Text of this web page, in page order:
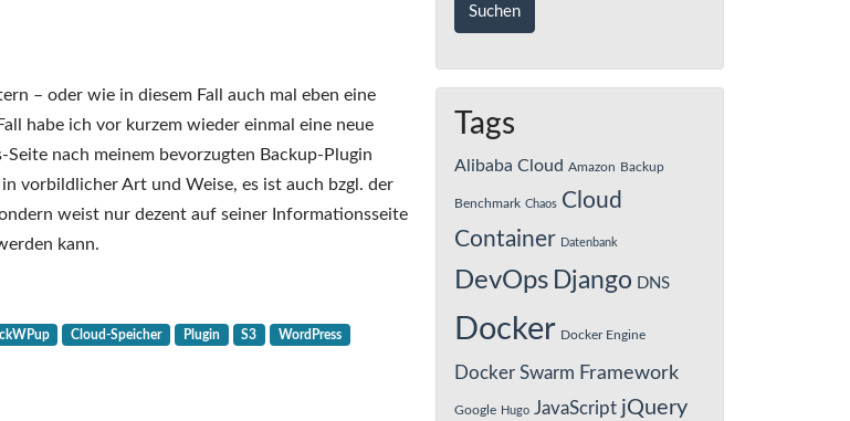
– oder wie in diesem Fall auch mal eben eine
habe ich vor kurzem wieder einmal eine neue
nach meinem bevorzugten Backup-Plugin
vorbildlicher Art und Weise, es ist auch bzgl. der
weist nur dezent auf seiner Informationsseite
kann.
Cloud-Speicher Plugin S3 WordPress
Tags
Alibaba Cloud Amazon Backup
Benchmark Chaos Cloud
Container Datenbank
DevOps Django DNS
Docker Docker Engine
Docker Swarm Framework
Google Hugo JavaScript jQuery